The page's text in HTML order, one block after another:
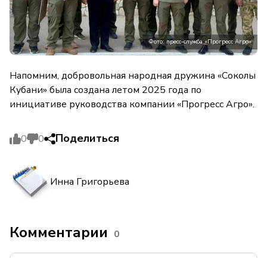
Фото: пресс-служба «Прогресс Агро»
Напомним, добровольная народная дружина «Соколы
Кубани» была создана летом 2025 года по
инициативе руководства компании «Прогресс Агро».
0 0 Поделиться
Инна Григорьева
Комментарии 0